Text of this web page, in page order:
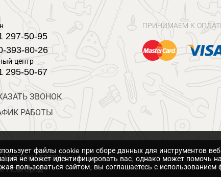
297-50-95
393-80-26
центр
295-50-67
ЗВОНОК
РАБОТЫ
ПРИНИМАЕМ К
Магазин Хозяин
Новгород
файлы cookie при сборе данных для инструментов
не может идентифицировать вас, однако может помочь
пользоваться сайтом, вы соглашаетесь с использованием